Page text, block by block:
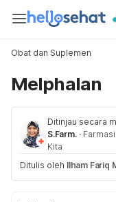
Obat dan Suplemen
Melphalan
Ditinjau secara
S.Farm. · Farmasi
Kita
Ditulis oleh Ilham Fariq